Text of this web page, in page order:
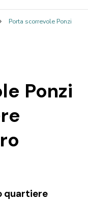
Porta scorrevole Ponzi
Ponzi
quartiere